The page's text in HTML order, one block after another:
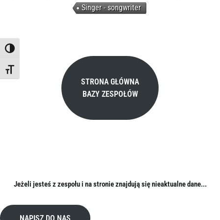
TOGGLE HIGH CONTRAST
TOGGLE FONT SIZE
Singer - songwriter
STRONA GŁÓWNA
BAZY ZESPOŁÓW
Jeżeli jesteś z zespołu i na stronie znajdują się nieaktualne dane...